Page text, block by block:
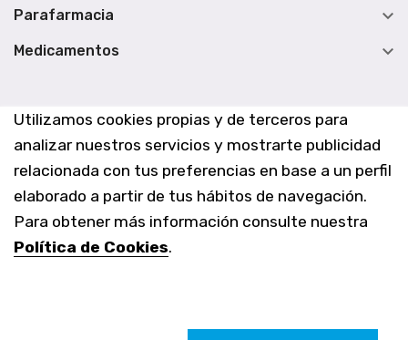
Utilizamos cookies propias y de terceros para
analizar nuestros servicios y mostrarte publicidad
relacionada con tus preferencias en base a un perfil
elaborado a partir de tus hábitos de navegación.
Para obtener más información consulte nuestra
Política de Cookies.
Parafarmacia 
Medicamentos 